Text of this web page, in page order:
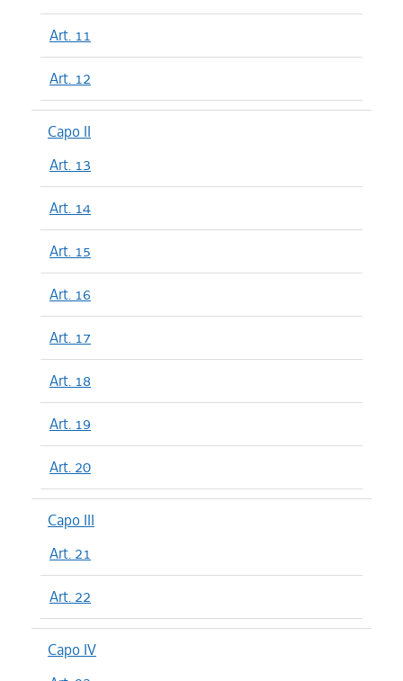
Art. 11
Art. 12
Capo II
Art. 13
Art. 14
Art. 15
Art. 16
Art. 17
Art. 18
Art. 19
Art. 20
Capo III
Art. 21
Art. 22
Capo IV